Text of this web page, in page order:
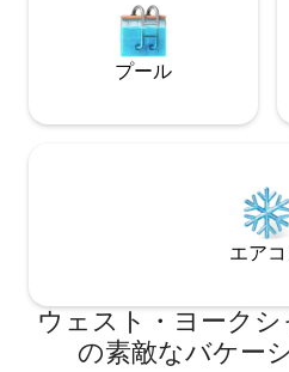
プール
エア
ウェスト・ヨーク
の素敵なバケー